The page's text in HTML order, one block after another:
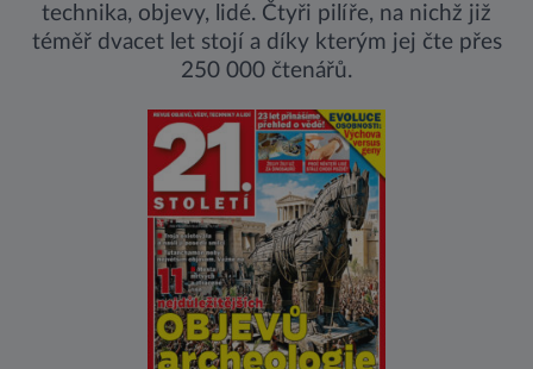
technika, objevy, lidé. Čtyři pilíře, na nichž již
téměř dvacet let stojí a díky kterým jej čte přes
250 000 čtenářů.